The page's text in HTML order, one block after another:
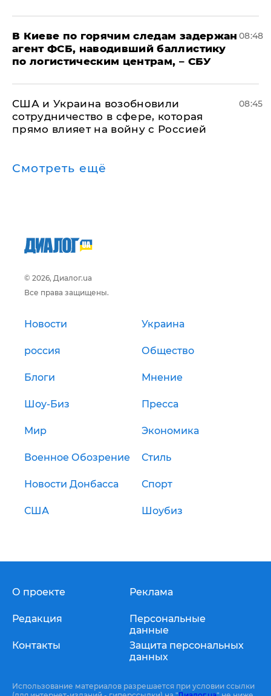
В Киеве по горячим следам задержан
агент ФСБ, наводивший баллистику
по логистическим центрам, – СБУ
08:48
США и Украина возобновили
сотрудничество в сфере, которая
прямо влияет на войну с Россией
08:45
Смотреть ещё
© 2026, Диалог.ua
Все права защищены.
Новости Украина
россия Общество
Блоги Мнение
Шоу-Биз Пресса
Мир Экономика
Военное Обозрение Стиль
Новости Донбасса Спорт
США Шоубиз
О проекте
Редакция
Контакты
Реклама
Персональные
данные
Защита персональных
данных
Использование материалов разрешается при условии ссылки